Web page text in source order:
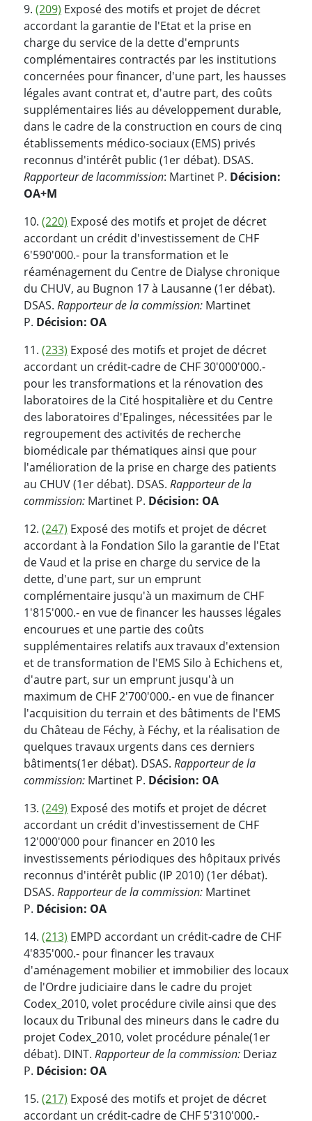
9. (209) Exposé des motifs et projet de décret
accordant la garantie de l'Etat et la prise en
charge du service de la dette d'emprunts
complémentaires contractés par les institutions
concernées pour financer, d'une part, les hausses
légales avant contrat et, d'autre part, des coûts
supplémentaires liés au développement durable,
dans le cadre de la construction en cours de cinq
établissements médico-sociaux (EMS) privés
reconnus d'intérêt public (1er débat). DSAS.
Rapporteur de lacommission: Martinet P. Décision:
OA+M
10. (220) Exposé des motifs et projet de décret
accordant un crédit d'investissement de CHF
6'590'000.- pour la transformation et le
réaménagement du Centre de Dialyse chronique
du CHUV, au Bugnon 17 à Lausanne (1er débat).
DSAS. Rapporteur de la commission: Martinet
P. Décision: OA
11. (233) Exposé des motifs et projet de décret
accordant un crédit-cadre de CHF 30'000'000.-
pour les transformations et la rénovation des
laboratoires de la Cité hospitalière et du Centre
des laboratoires d'Epalinges, nécessitées par le
regroupement des activités de recherche
biomédicale par thématiques ainsi que pour
l'amélioration de la prise en charge des patients
au CHUV (1er débat). DSAS. Rapporteur de la
commission: Martinet P. Décision: OA
12. (247) Exposé des motifs et projet de décret
accordant à la Fondation Silo la garantie de l'Etat
de Vaud et la prise en charge du service de la
dette, d'une part, sur un emprunt
complémentaire jusqu'à un maximum de CHF
1'815'000.- en vue de financer les hausses légales
encourues et une partie des coûts
supplémentaires relatifs aux travaux d'extension
et de transformation de l'EMS Silo à Echichens et,
d'autre part, sur un emprunt jusqu'à un
maximum de CHF 2'700'000.- en vue de financer
l'acquisition du terrain et des bâtiments de l'EMS
du Château de Féchy, à Féchy, et la réalisation de
quelques travaux urgents dans ces derniers
bâtiments(1er débat). DSAS. Rapporteur de la
commission: Martinet P. Décision: OA
13. (249) Exposé des motifs et projet de décret
accordant un crédit d'investissement de CHF
12'000'000 pour financer en 2010 les
investissements périodiques des hôpitaux privés
reconnus d'intérêt public (IP 2010) (1er débat).
DSAS. Rapporteur de la commission: Martinet
P. Décision: OA
14. (213) EMPD accordant un crédit-cadre de CHF
4'835'000.- pour financer les travaux
d'aménagement mobilier et immobilier des locaux
de l'Ordre judiciaire dans le cadre du projet
Codex_2010, volet procédure civile ainsi que des
locaux du Tribunal des mineurs dans le cadre du
projet Codex_2010, volet procédure pénale(1er
débat). DINT. Rapporteur de la commission: Deriaz
P. Décision: OA
15. (217) Exposé des motifs et projet de décret
accordant un crédit-cadre de CHF 5'310'000.-